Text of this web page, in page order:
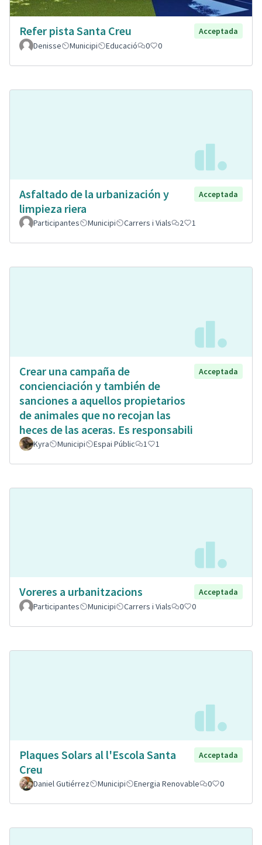
Refer pista Santa Creu
Acceptada
Denisse
Municipi Educació 0 0
Asfaltado de la urbanización y
limpieza riera
Acceptada
Participantes Municipi Carrers i Vials 2 1
Crear una campaña de
concienciación y también de
sanciones a aquellos propietarios
de animales que no recojan las
heces de las aceras. Es responsabili
Acceptada
Kyra Municipi Espai Públic 1 1
Voreres a urbanitzacions
Acceptada
Participantes
Municipi Carrers i Vials 0 0
Plaques Solars al l'Escola Santa
Creu
Acceptada
Daniel Gutiérrez Municipi Energia Renovable 0 0